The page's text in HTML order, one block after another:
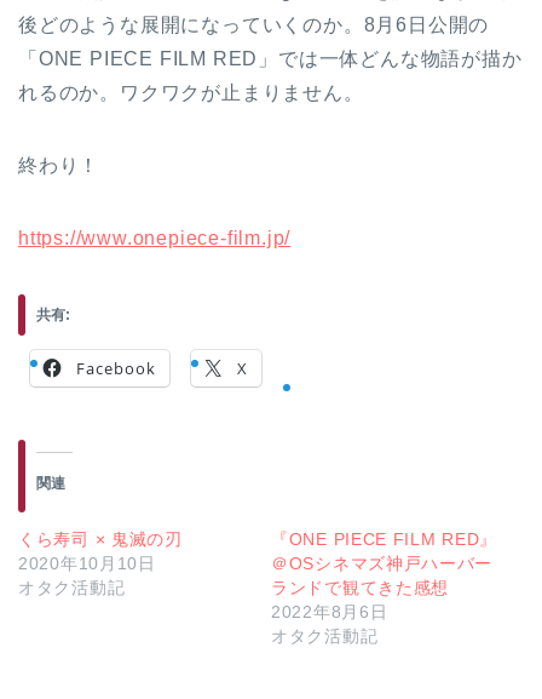
後どのような展開になっていくのか。8月6日公開の
「ONE PIECE FILM RED」では一体どんな物語が描か
れるのか。ワクワクが止まりません。
終わり！
https://www.onepiece-film.jp/
共有:
Facebook X
関連
くら寿司 × 鬼滅の刃
2020年10月10日
オタク活動記
『ONE PIECE FILM RED』
＠OSシネマズ神戸ハーバー
ランドで観てきた感想
2022年8月6日
オタク活動記